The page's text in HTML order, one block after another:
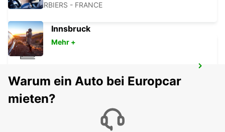
LES HERBIERS - FRANCE
NIORT - FRANCE
Innsbruck
Mehr +
Warum ein Auto bei Europcar
mieten?